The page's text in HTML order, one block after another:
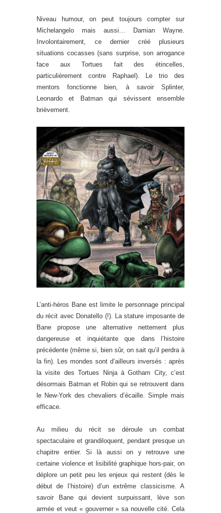
Niveau humour, on peut toujours compter sur
Michelangelo mais aussi… Damian Wayne.
Involontairement, ce dernier créé plusieurs
situations cocasses (sans surprise, son arrogance
face aux Tortues fait des étincelles,
particulièrement contre Raphael). Le trio des
mentors fonctionne bien, à savoir Splinter,
Leonardo et Batman qui sévissent ensemble
brièvement.
L’anti-héros Bane est limite le personnage principal
du récit avec Donatello (!). La stature imposante de
Bane propose une alternative nettement plus
dangereuse et inquiétante que dans l’histoire
précédente (même si, bien sûr, on sait qu’il perdra à
la fin). Les mondes sont d’ailleurs inversés : après
la visite des Tortues Ninja à Gotham City, c’est
désormais Batman et Robin qui se retrouvent dans
le New-York des chevaliers d’écaille. Simple mais
efficace.
Au milieu du récit se déroule un combat
spectaculaire et grandiloquent, pendant presque un
chapitre entier. Si là aussi on y retrouve une
certaine violence et lisibilité graphique hors-pair, on
déplore un petit peu les enjeux qui restent (dès le
début de l’histoire) d’un extrême classicisme. A
savoir Bane qui devient surpuissant, lève son
armée et veut « gouverner » sa nouvelle cité. Cela